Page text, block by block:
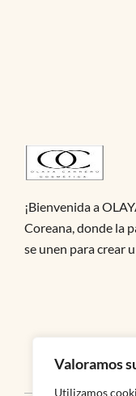
Valoramos
Utilizamos
¡Bienvenida a
Coreana, donde la
se unen para crear